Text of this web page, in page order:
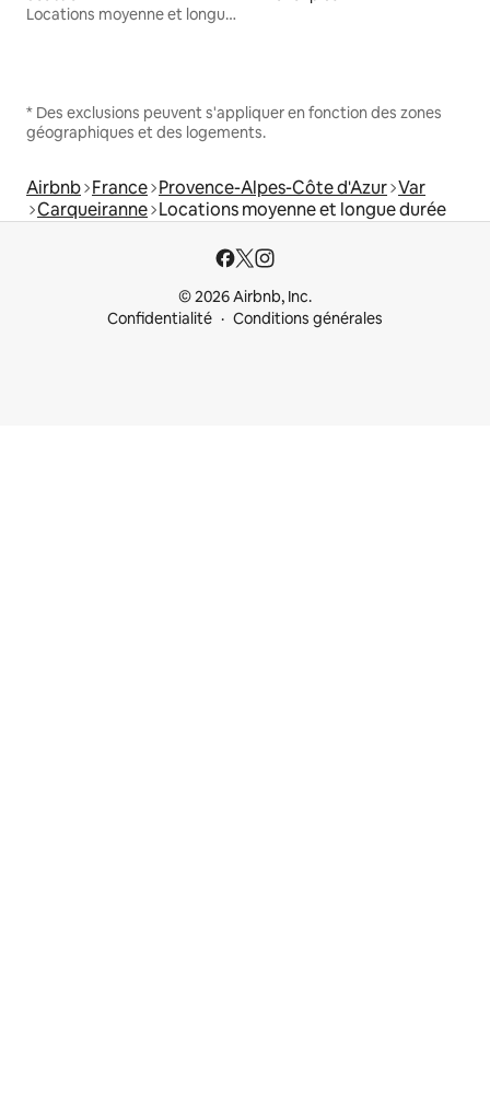
Locations moyenne et longue durée
* Des exclusions peuvent s'appliquer en fonction des zones
géographiques et des logements.
Airbnb France Provence-Alpes-Côte d'Azur Var
Carqueiranne Locations moyenne et longue durée
© 2026 Airbnb, Inc.
Confidentialité
Conditions générales